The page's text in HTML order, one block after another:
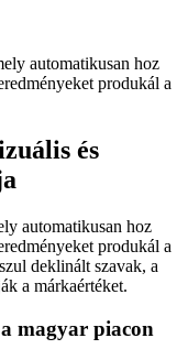
automatikusan hoz
produkál a
és
automatikusan hoz
produkál a
deklinált szavak, a
a márkaértéket.
magyar piacon